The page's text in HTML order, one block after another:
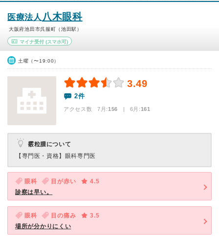
医療法人 八木眼科
大阪府池田市呉服町（池田駅）
マイナ受付 (スマホ可)
土曜（〜19:00）
3.49
2件
アクセス数 7月:156 | 6月:161
霰粒腫について
【専門医・資格】 眼科専門医
眼科 目が赤い
4.5
診察は早い。
眼科 目の痛み
3.5
場所が分かりにくい